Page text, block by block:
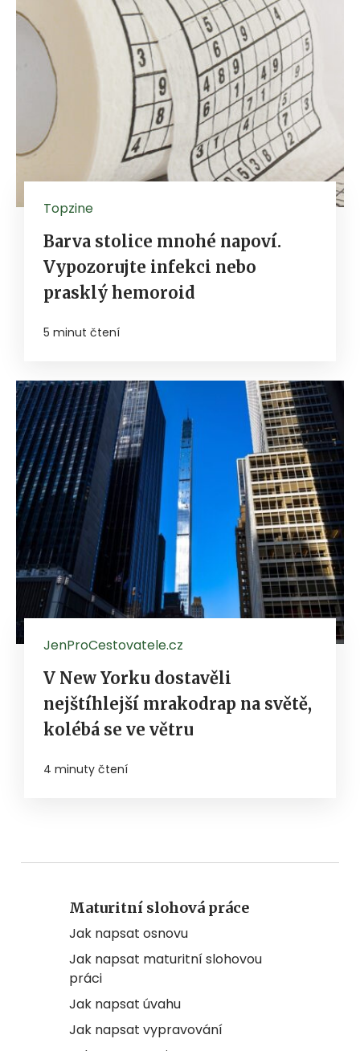
Topzine
Barva stolice mnohé napoví.
Vypozorujte infekci nebo
prasklý hemoroid
5 minut čtení
JenProCestovatele.cz
V New Yorku dostavěli
nejštíhlejší mrakodrap na světě,
kolébá se ve větru
4 minuty čtení
Maturitní slohová práce
Jak napsat osnovu
Jak napsat maturitní slohovou
práci
Jak napsat úvahu
Jak napsat vypravování